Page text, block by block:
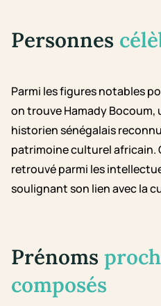
Personnes
Parmi les figures notables
on trouve Hamady
historien sénégalais
patrimoine culturel africain.
retrouvé parmi les
soulignant son lien avec la
Prénoms
composés